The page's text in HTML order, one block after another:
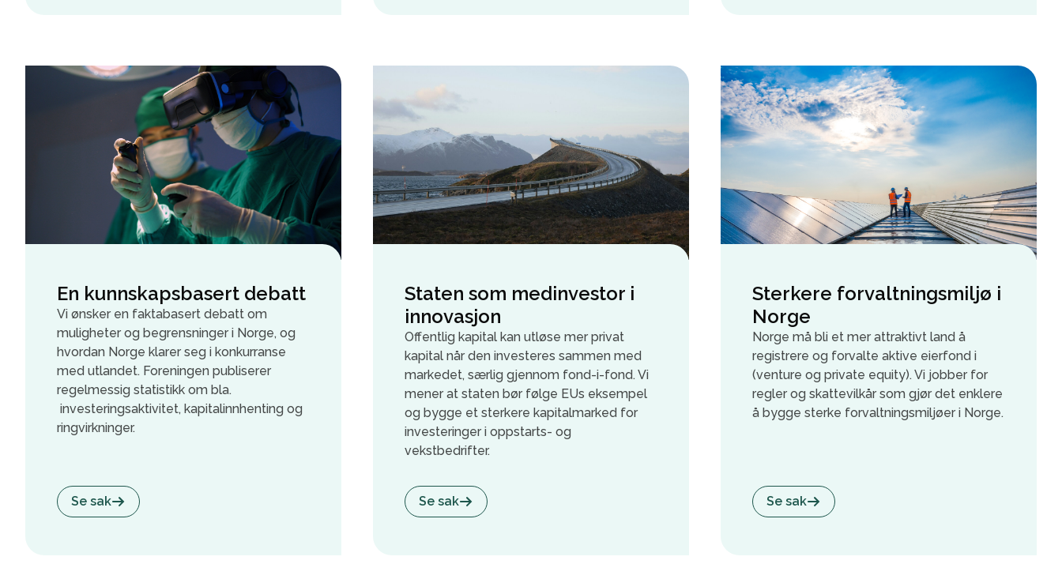
En kunnskapsbasert debatt
Vi ønsker en faktabasert debatt om
muligheter og begrensninger i Norge, og
hvordan Norge klarer seg i konkurranse
med utlandet. Foreningen publiserer
regelmessig statistikk om bla.
investeringsaktivitet, kapitalinnhenting og
ringvirkninger.
Se sak
Staten som medinvestor i
innovasjon
Offentlig kapital kan utløse mer privat
kapital når den investeres sammen med
markedet, særlig gjennom fond-i-fond. Vi
mener at staten bør følge EUs eksempel
og bygge et sterkere kapitalmarked for
investeringer i oppstarts- og
vekstbedrifter.
Se sak
Sterkere forvaltningsmiljø i
Norge
Norge må bli et mer attraktivt land å
registrere og forvalte aktive eierfond i
(venture og private equity). Vi jobber for
regler og skattevilkår som gjør det enklere
å bygge sterke forvaltningsmiljøer i Norge.
Se sak